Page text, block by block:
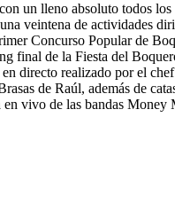
un lleno absoluto todos los
veintena de actividades
Concurso Popular de
final de la Fiesta del
directo realizado por el
de Raúl, además de
en vivo de las bandas Money